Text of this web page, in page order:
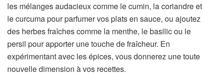
les mélanges audacieux comme le cumin, la coriandre et
le curcuma pour parfumer vos plats en sauce, ou ajoutez
des herbes fraîches comme la menthe, le basilic ou le
persil pour apporter une touche de fraîcheur. En
expérimentant avec les épices, vous donnerez une toute
nouvelle dimension à vos recettes.